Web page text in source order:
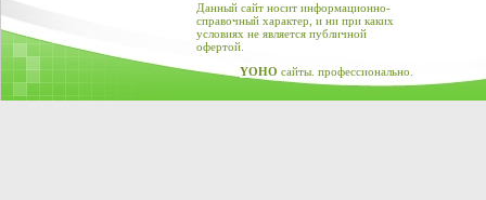
Данный сайт носит информационно-
справочный характер, и ни при каких
условиях не является публичной
офертой.
YOHO сайты. профессионально.